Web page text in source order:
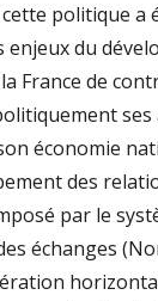
politique a
enjeux du
France de
ses
économie
des
par le
échanges